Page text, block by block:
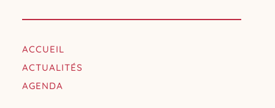
ACCUEIL
ACTUALITÉS
AGENDA